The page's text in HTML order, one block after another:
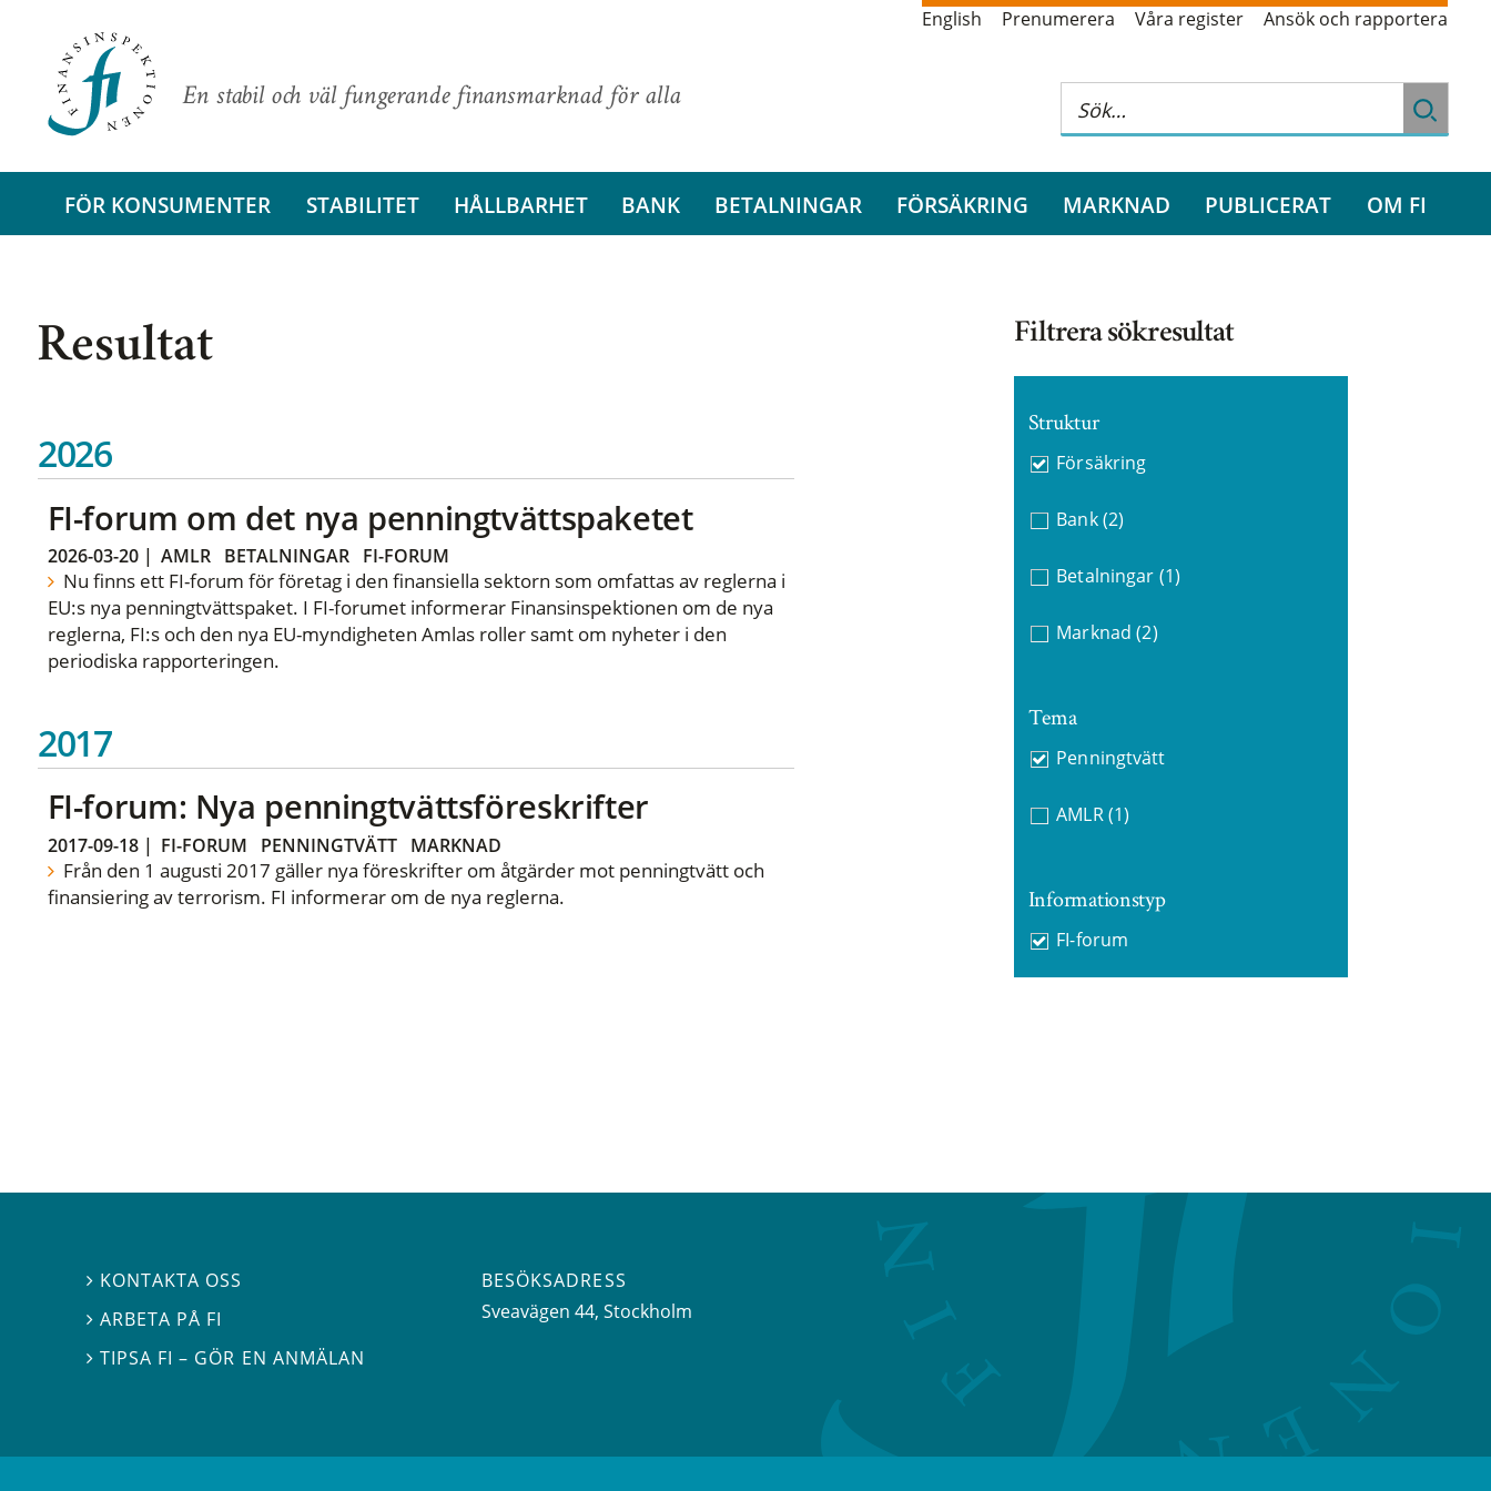
En stabil och väl fungerande finansmarknad för alla
English Prenumerera Våra register Ansök och rapportera
FÖR KONSUMENTER STABILITET HÅLLBARHET BANK BETALNINGAR FÖRSÄKRING MARKNAD PUBLICERAT OM FI
Resultat
2026
FI-forum om det nya penningtvättspaketet
2026-03-20| AMLR BETALNINGAR FI-FORUM
Nu finns ett FI-forum för företag i den finansiella sektorn som omfattas av reglerna i
EU:s nya penningtvättspaket. I FI-forumet informerar Finansinspektionen om de nya
reglerna, FI:s och den nya EU-myndigheten Amlas roller samt om nyheter i den
periodiska rapporteringen.
2017
FI-forum: Nya penningtvättsföreskrifter
2017-09-18| FI-FORUM PENNINGTVÄTT MARKNAD
Från den 1 augusti 2017 gäller nya föreskrifter om åtgärder mot penningtvätt och
finansiering av terrorism. FI informerar om de nya reglerna.
Filtrera sökresultat
Struktur
Försäkring
Bank (2)
Betalningar (1)
Marknad (2)
Tema
Penningtvätt
AMLR (1)
Informationstyp
FI-forum
 KONTAKTA OSS
 ARBETA PÅ FI
TIPSA FI – GÖR EN ANMÄLAN
BESÖKSADRESS
Sveavägen 44, Stockholm